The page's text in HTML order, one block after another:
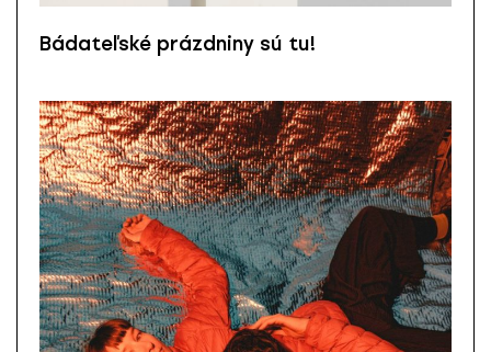
Bádateľské prázdniny sú tu!